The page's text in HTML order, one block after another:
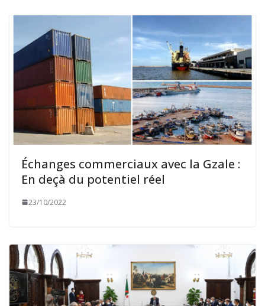
Échanges commerciaux avec la Gzale :
En deçà du potentiel réel
23/10/2022